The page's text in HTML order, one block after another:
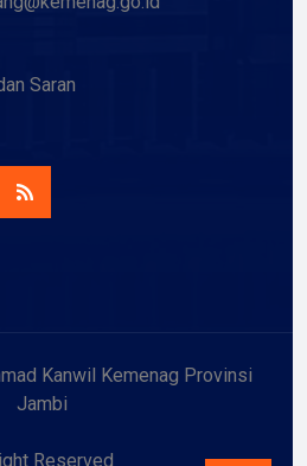
Saran
Kanwil Kemenag Provinsi
Jambi
Reserved